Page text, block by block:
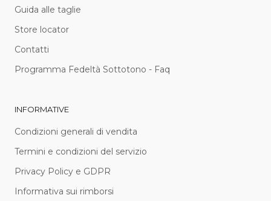
Guida alle taglie
Store locator
Contatti
Programma Fedeltà Sottotono - Faq
INFORMATIVE
Condizioni generali di vendita
Termini e condizioni del servizio
Privacy Policy e GDPR
Informativa sui rimborsi